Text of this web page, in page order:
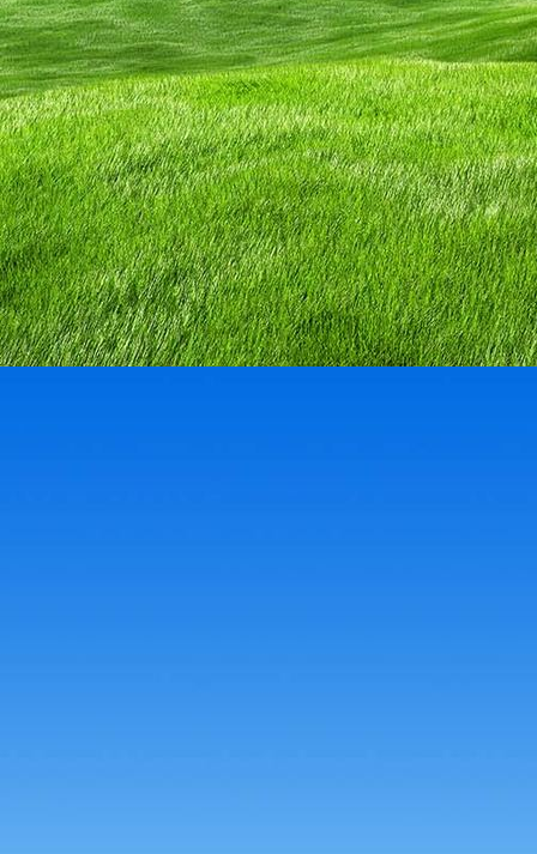
IMG_3135